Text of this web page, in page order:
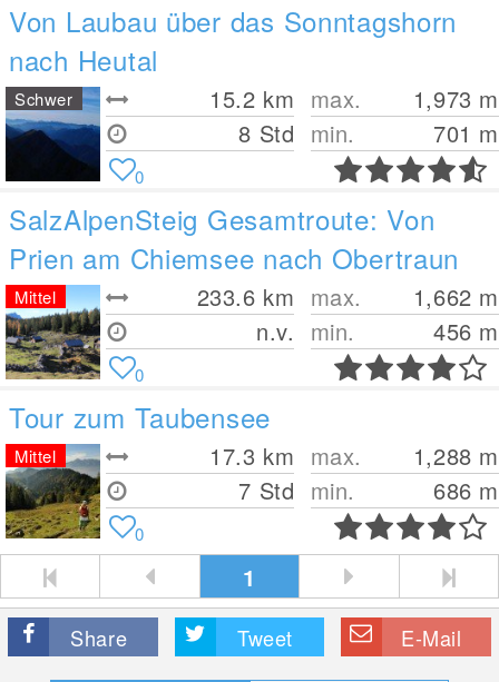
Von Laubau über das Sonntagshorn
nach Heutal
15.2 km
8 Std
max. 1,973 m
min.
701 m
Schwer
0
SalzAlpenSteig Gesamtroute: Von
Prien am Chiemsee nach Obertraun
233.6 km
n.v.
max. 1,662 m
min.
456 m
Mittel
0
Tour zum Taubensee
17.3 km
7 Std
max. 1,288 m
min.
686 m
Mittel
0
1
Share Tweet E-Mail